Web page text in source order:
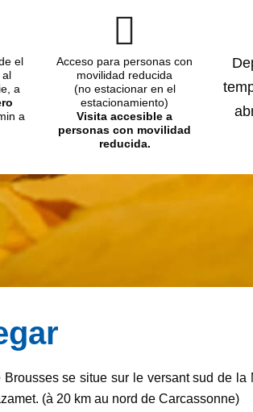
el
al
a
a
Acceso para personas con
movilidad reducida
(no estacionar en el
estacionamiento)
Visita accesible a
personas con movilidad
reducida.
se situe sur le versant sud de la
(à 20 km au nord de Carcassonne)